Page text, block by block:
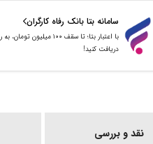
سامانه بتا بانک رفاه کارگران
با اعتبار بتا؛ تا سقف ۱۰۰
دریافت کنید!
نقد و بررسی